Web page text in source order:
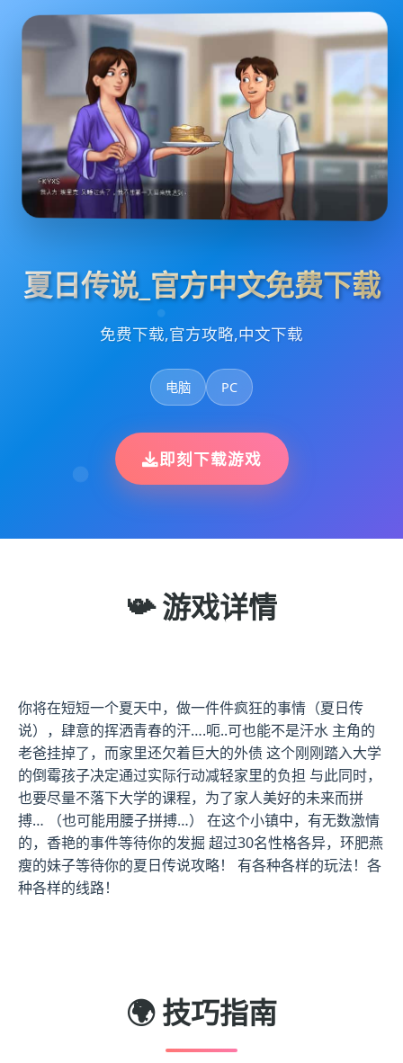
夏日传说_官方中文免费下载
免费下载,官方攻略,中文下载
电脑 PC
即刻下载游戏
📯 游戏详情
你将在短短一个夏天中，做一件件疯狂的事情（夏日传
说），肆意的挥洒青春的汗….呃..可也能不是汗水 主角的
老爸挂掉了，而家里还欠着巨大的外债 这个刚刚踏入大学
的倒霉孩子决定通过实际行动减轻家里的负担 与此同时，
也要尽量不落下大学的课程，为了家人美好的未来而拼
搏… （也可能用腰子拼搏…） 在这个小镇中，有无数激情
的，香艳的事件等待你的发掘 超过30名性格各异，环肥燕
瘦的妹子等待你的夏日传说攻略！ 有各种各样的玩法！各
种各样的线路！
🌍 技巧指南